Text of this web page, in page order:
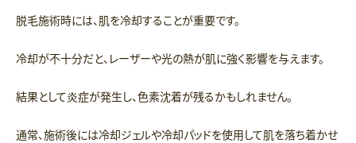
脱毛施術時には、肌を冷却することが重要です。
冷却が不十分だと、レーザーや光の熱が肌に強く影響を与えます。
結果として炎症が発生し、色素沈着が残るかもしれません。
通常、施術後には冷却ジェルや冷却パッドを使用して肌を落ち着かせ